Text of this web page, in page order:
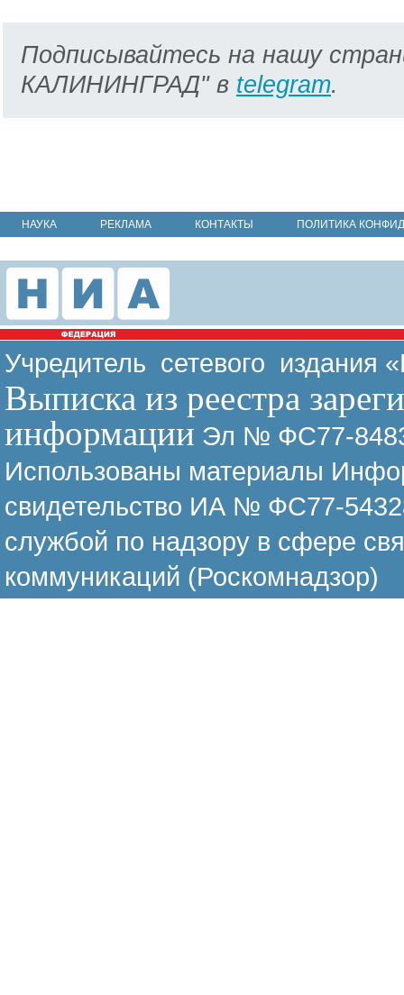
Подписывайтесь на нашу
КАЛИНИНГРАД" в telegram.
НАУКА РЕКЛАМА КОНТАКТЫ ПОЛИТИКА
Учредитель сетевого издания
Выписка из реестра
информации Эл № ФС77-
Использованы материалы
свидетельство ИА № ФС77-
службой по надзору в сфере
коммуникаций (Роскомнадзор)